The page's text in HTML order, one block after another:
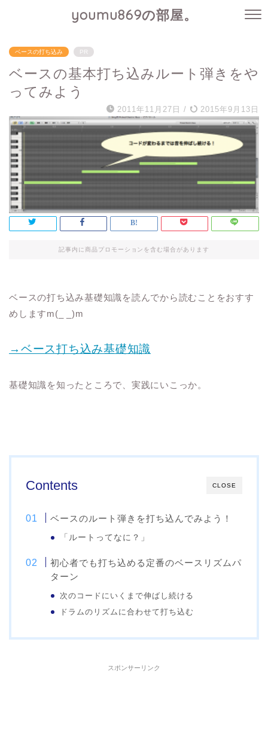
youmu869の部屋。
ベースの打ち込み PR
ベースの基本打ち込みルート弾きをや
ってみよう
2011年11月27日 / 2015年9月13日
記事内に商品プロモーションを含む場合があります
ベースの打ち込み基礎知識を読んでから読むことをおすす
めしますm(_ _)m
→ベース打ち込み基礎知識
基礎知識を知ったところで、実践にいこっか。
CLOSE
Contents
ベースのルート弾きを打ち込んでみよう！
「ルートってなに？」
初心者でも打ち込める定番のベースリズムパ
ターン
次のコードにいくまで伸ばし続ける
ドラムのリズムに合わせて打ち込む
スポンサーリンク